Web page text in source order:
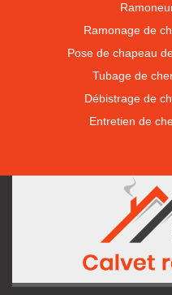
Ramonage de
Pose de chapeau
Tubage de
Débistrage de
Entretien de